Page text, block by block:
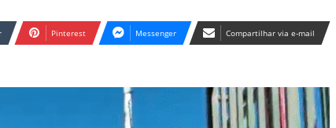
Pinterest Messenger Compartilhar via e-mail